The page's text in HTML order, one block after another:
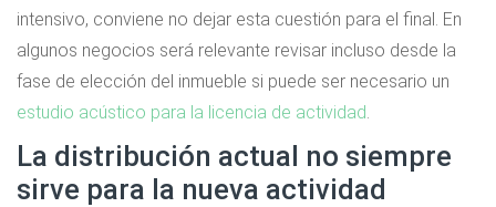
intensivo, conviene no dejar esta cuestión para el final. En
algunos negocios será relevante revisar incluso desde la
fase de elección del inmueble si puede ser necesario un
estudio acústico para la licencia de actividad
La distribución actual no siempre
sirve para la nueva actividad